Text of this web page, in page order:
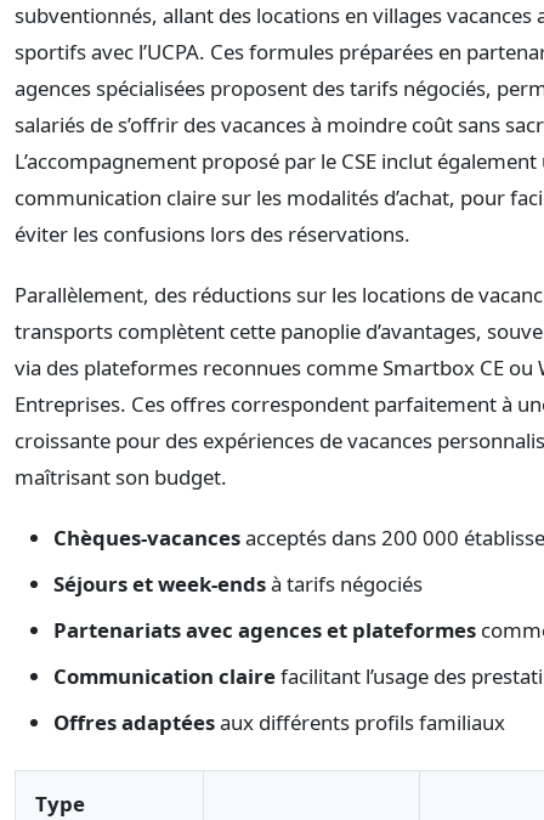
subventionnés, allant des locations en villages vacances
sportifs avec l’UCPA. Ces formules préparées en
agences spécialisées proposent des tarifs négociés,
salariés de s’offrir des vacances à moindre coût sans
L’accompagnement proposé par le CSE inclut également
communication claire sur les modalités d’achat, pour
éviter les confusions lors des réservations.
Parallèlement, des réductions sur les locations de
transports complètent cette panoplie d’avantages,
via des plateformes reconnues comme Smartbox CE ou
Entreprises. Ces offres correspondent parfaitement à
croissante pour des expériences de vacances
maîtrisant son budget.
Chèques-vacancesacceptés dans 200 000
Séjours et week-endsà tarifs négociés
Partenariats avec agences et plateformes
Communication clairefacilitant l’usage des
Offres adaptéesaux différents profils familiaux
Type